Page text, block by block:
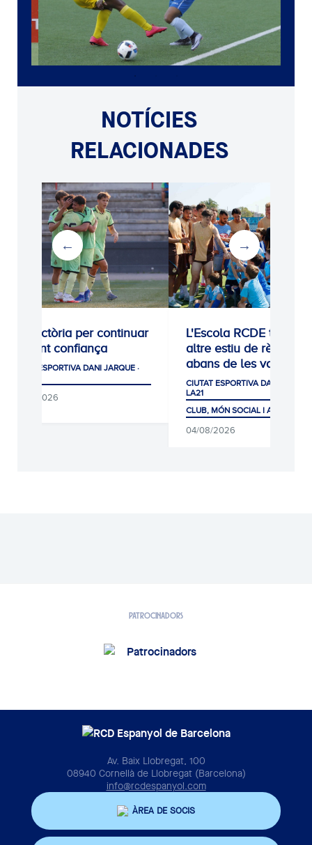
NOTÍCIES
RELACIONADES
0-1: Victòria per continuar
agafant confiança
CIUTAT ESPORTIVA DANI JARQUE ·
05/08/2026
L'Escola RCDE tanca
altre estiu de rècord
abans de les vacances
CIUTAT ESPORTIVA DANI
LA21
CLUB, MÓN SOCIAL I AFICIÓ
04/08/2026
PATROCINADORS
Av. Baix Llobregat, 100
08940 Cornellà de Llobregat (Barcelona)
info@rcdespanyol.com
ÀREA DE SOCIS